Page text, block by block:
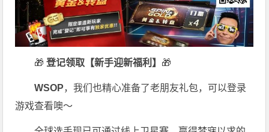
🎁 登记领取【新手迎新福利】 🎁
WSOP，我们也精心准备了老朋友礼包，可以登录
游戏查看噢～